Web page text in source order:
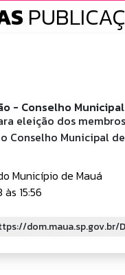
- Conselho
eleição dos
Conselho Municipal
Município de Mauá
15:56